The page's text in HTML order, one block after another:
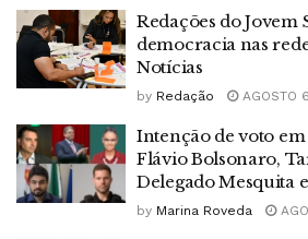
Redações do Jovem
democracia nas
Notícias
by Redação AGOSTO
Intenção de voto
Flávio Bolsonaro,
Delegado Mesquita
by Marina Roveda